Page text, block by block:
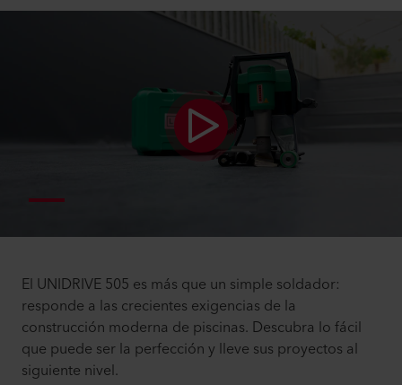
El UNIDRIVE 505 es más que un simple soldador:
responde a las crecientes exigencias de la
construcción moderna de piscinas. Descubra lo fácil
que puede ser la perfección y lleve sus proyectos al
siguiente nivel.